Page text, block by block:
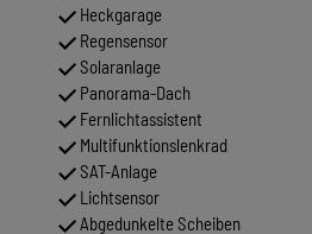
Heckgarage
Regensensor
Solaranlage
Panorama-Dach
Fernlichtassistent
Multifunktionslenkrad
SAT-Anlage
Lichtsensor
Abgedunkelte Scheiben